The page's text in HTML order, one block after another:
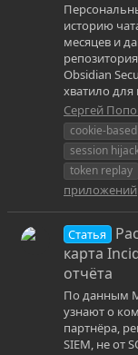
историю
месяцев и
Obsidian
хватило для
Сергей
cookie-
session
token replay
приложений
Статья
карта
отчёта
По данным
узнают о
партнёра,
SIEM, не от